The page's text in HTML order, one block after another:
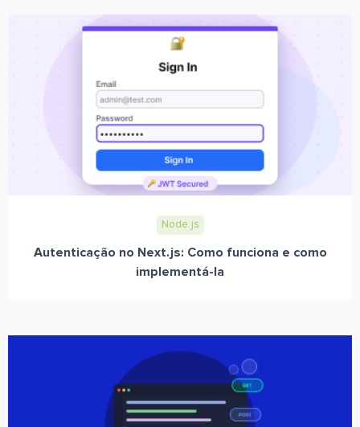
Node.js
Autenticação no Next.js: Como funciona e como
implementá-la